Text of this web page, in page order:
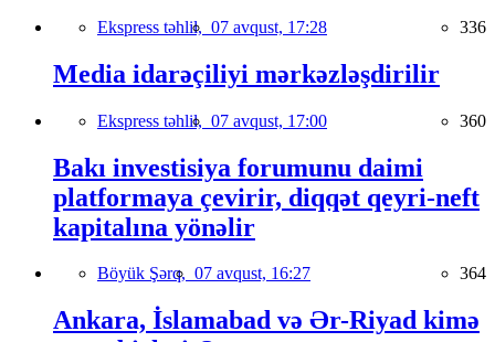
Ekspress təhlil, 07 avqust, 17:28 336
Media idarəçiliyi mərkəzləşdirilir
Ekspress təhlil, 07 avqust, 17:00 360
Bakı investisiya forumunu daimi
platformaya çevirir, diqqət qeyri-neft
kapitalına yönəlir
Böyük Şərq, 07 avqust, 16:27 364
Ankara, İslamabad və Ər-Riyad kimə